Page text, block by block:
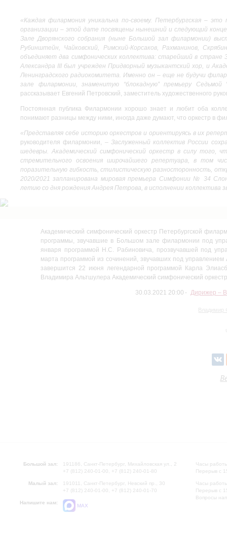
«Каждая филармония уникальна по-своему. Петербургская –
организации – этой дате посвящены нынешний и следующий
Зале Дворянского собрания (ныне Большой зал филармонии)
Рубинштейн, Чайковский, Римский-Корсаков, Рахманинов,
объединяет два симфонических коллектива: старейший в
Александра III был учрежден Придворный музыкантский хор, и
Ленинградского радиокомитета. Именно он – еще не будучи
зале филармонии, знаменитую “блокадную” премьеру
рассказывает Евгений Петровский, заместитель художественного
Постоянная публика Филармонии хорошо знает и любит оба
понимают разницы между ними, иногда даже думают, что оркестр в
«Представляя себе историю оркестров и ориентируясь в их
руководителя филармонии, – Заслуженный коллектив России
шедевры. Академический симфонический оркестр в силу того,
стремительного освоения широчайшего репертуара, в том
поразительную гибкость, стилистическую разносторонность,
2020/2021 запланирована мировая премьера Cимфонии № 34
летию со дня рождения Андрея Петрова, в исполнении коллектива
Академический симфонический оркестр Петербургской
программы, звучавшие в Большом зале филармонии под
января программой Н.С. Рабиновича, прозвучавшей под
марта программой из сочинений, звучавших под
завершится 22 июня легендарной программой Карла
Владимира Альтшулера Академический симфонический
30.03.2021 20:00 Дирижер –
Владимир
Большой зал:
191186, Санкт-Петербург, Михайловская ул., 2
+7 (812) 240-01-00, +7 (812) 240-01-80
Малый зал:
191011, Санкт-Петербург, Невский пр., 30
+7 (812) 240-01-00, +7 (812) 240-01-70
Напишите нам:
MAX
Часы
Перерыв с
Часы
Перерыв с
Вопросы